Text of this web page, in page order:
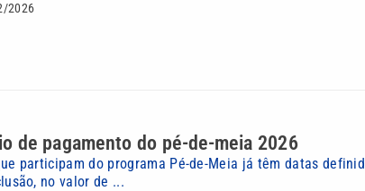
2026
de pagamento do pé-de-meia 2026
participam do programa Pé-de-Meia já têm datas
no valor de ...